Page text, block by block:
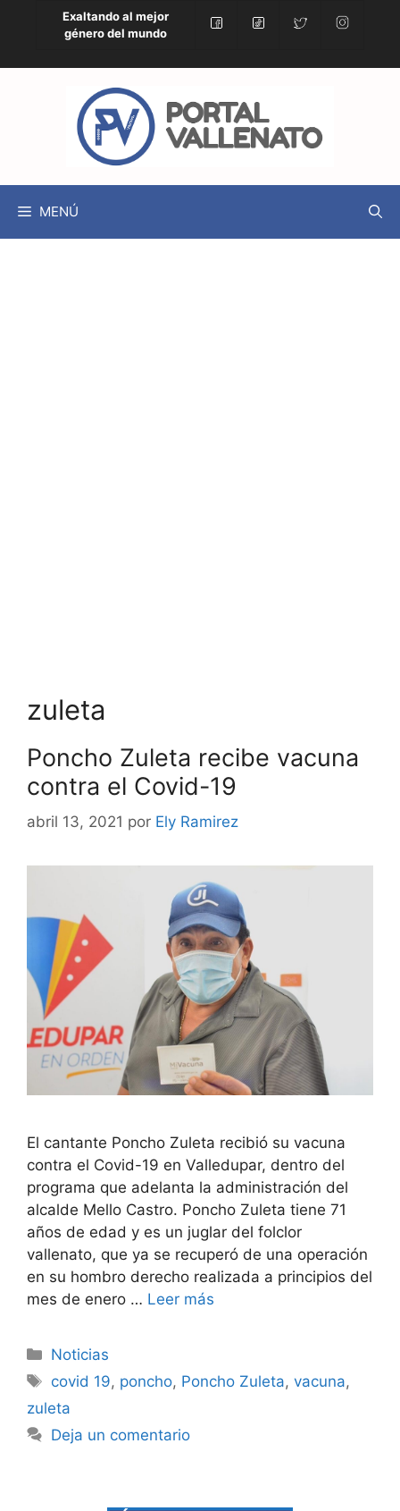
Exaltando al mejor
género del mundo
MENÚ
zuleta
Poncho Zuleta recibe vacuna
contra el Covid-19
abril 13, 2021 por Ely Ramirez
El cantante Poncho Zuleta recibió su vacuna
contra el Covid-19 en Valledupar, dentro del
programa que adelanta la administración del
alcalde Mello Castro. Poncho Zuleta tiene 71
años de edad y es un juglar del folclor
vallenato, que ya se recuperó de una operación
en su hombro derecho realizada a principios del
mes de enero … Leer más
Noticias
covid 19, poncho, Poncho Zuleta,vacuna,
zuleta
Deja un comentario